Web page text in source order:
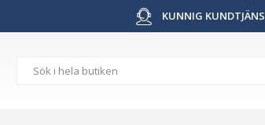
KUNNIG